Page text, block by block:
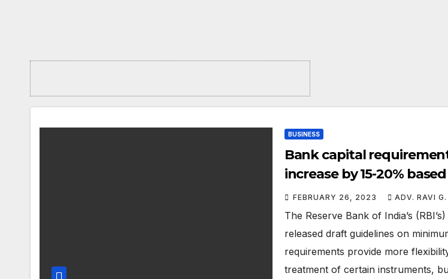
BUSINESS
Bank capital
increase by 15-20% based
draft market risk norms
FEBRUARY 26, 2023 ADV. RAVI
The Reserve Bank of India’s
released draft guidelines on
requirements provide more
treatment of certain instruments,